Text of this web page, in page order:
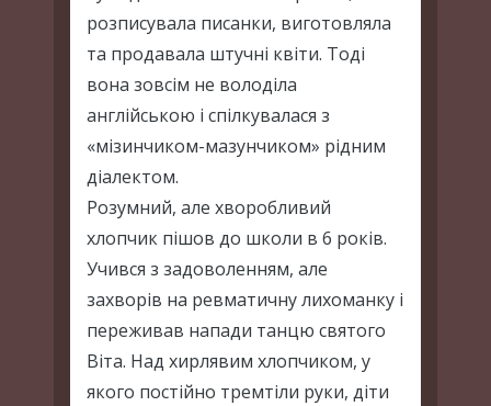
розписувала писанки, виготовляла
та продавала штучні квіти. Тоді
вона зовсім не володіла
англійською і спілкувалася з
«мізинчиком-мазунчиком» рідним
діалектом.
Розумний, але хворобливий
хлопчик пішов до школи в 6 років.
Учився з задоволенням, але
захворів на ревматичну лихоманку і
переживав напади танцю святого
Віта. Над хирлявим хлопчиком, у
якого постійно тремтіли руки, діти